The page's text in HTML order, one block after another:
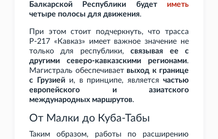
Балкарской Республики будет иметь
четыре полосы для движения.
При этом стоит подчеркнуть, что трасса
Р-217 «Кавказ» имеет важное значение не
только для республики,связывая ее с
другими северо-кавказскими регионами.
Магистраль обеспечивает выход к границе
с Грузиейи, в принципе, являетсячастью
европейского и азиатского
международных маршрутов.
От Малки до Куба-Табы
Таким образом, работы по расширению